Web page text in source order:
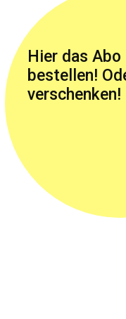
Hier das Abo
bestellen!
verschenken!